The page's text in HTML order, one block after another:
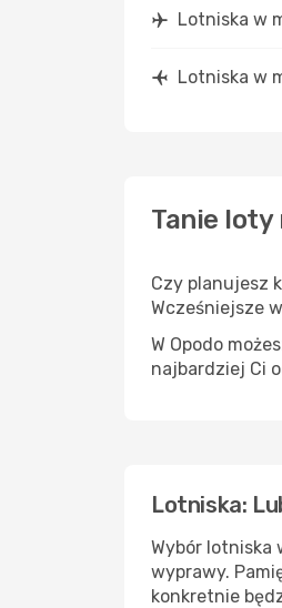
Lotniska w
Lotniska w
Tanie loty
Czy planujesz
Wcześniejsze
W Opodo
najbardziej Ci
Lotniska:
Wybór lotniska
wyprawy.
konkretnie